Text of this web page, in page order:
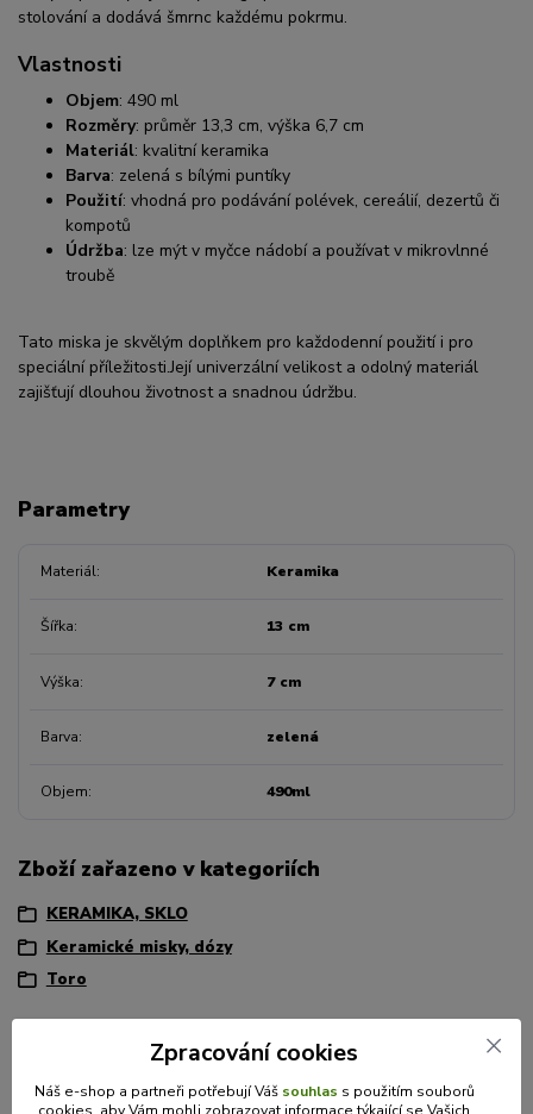
stolování a dodává šmrnc každému pokrmu.
Vlastnosti
Objem: 490 ml
Rozměry: průměr 13,3 cm, výška 6,7 cm
Materiál: kvalitní keramika
Barva: zelená s bílými puntíky
Použití: vhodná pro podávání polévek, cereálií, dezertů či
kompotů
Údržba: lze mýt v myčce nádobí a používat v mikrovlnné
troubě
Tato miska je skvělým doplňkem pro každodenní použití i pro
speciální příležitosti.Její univerzální velikost a odolný materiál
zajišťují dlouhou životnost a snadnou údržbu.
Parametry
Materiál Keramika
Šířka 13 cm
Výška 7 cm
Barva zelená
Objem 490ml
Zboží zařazeno v kategoriích
KERAMIKA, SKLO
Keramické misky, dózy
Toro
Máte dotaz? Potřebujete poradit?
Zpracování cookies
Náš e-shop a partneři potřebují Váš souhlas s použitím souborů